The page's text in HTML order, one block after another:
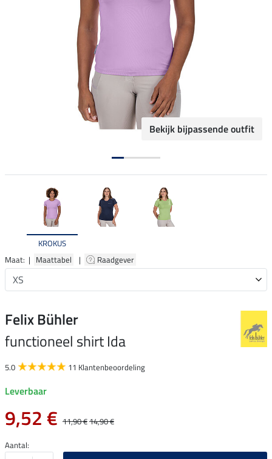
Bekijk bijpassende outfit
KROKUS
Maat: | Maattabel | Raadgever
Felix Bühler
functioneel shirt Ida
5.0 11 Klantenbeoordeling
Leverbaar
9,52 € 11,90 €14,90 €
Aantal: